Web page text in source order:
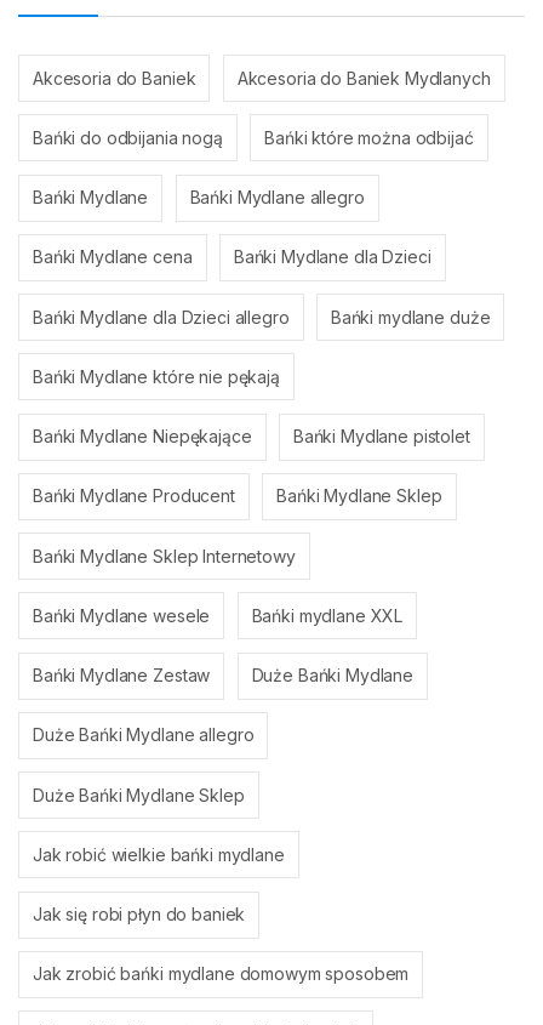
Akcesoria do Baniek Akcesoria do Baniek Mydlanych
Bańki do odbijania nogą Bańki które można odbijać
Bańki Mydlane Bańki Mydlane allegro
Bańki Mydlane cena Bańki Mydlane dla Dzieci
Bańki Mydlane dla Dzieci allegro Bańki mydlane duże
Bańki Mydlane które nie pękają
Bańki Mydlane Niepękające Bańki Mydlane pistolet
Bańki Mydlane Producent Bańki Mydlane Sklep
Bańki Mydlane Sklep Internetowy
Bańki Mydlane wesele Bańki mydlane XXL
Bańki Mydlane Zestaw Duże Bańki Mydlane
Duże Bańki Mydlane allegro
Duże Bańki Mydlane Sklep
Jak robić wielkie bańki mydlane
Jak się robi płyn do baniek
Jak zrobić bańki mydlane domowym sposobem